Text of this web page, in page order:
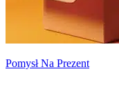
Pomysł Na Prezent